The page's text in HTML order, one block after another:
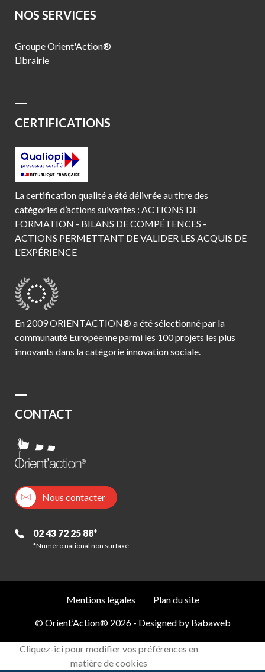
NOS SERVICES
Groupe Orient'Action®
Librairie
CERTIFICATIONS
La certification qualité a été délivrée au titre des
catégories d’actions suivantes : ACTIONS DE
FORMATION - BILANS DE COMPÉTENCES -
ACTIONS PERMETTANT DE VALIDER LES ACQUIS DE
L'EXPÉRIENCE
En 2009 ORIENTACTION® a été sélectionné par la
communauté Européenne parmi les 100 projets les plus
innovants dans la catégorie innovation sociale.
CONTACT
Nous contacter
02 43 72 25 88*
*Numéro national non surtaxé
© Orient’Action® 2026 - Designed by Babaweb
Mentions légales Plan du site
Cliquez-ici pour modifier vos préférences en
matière de cookies